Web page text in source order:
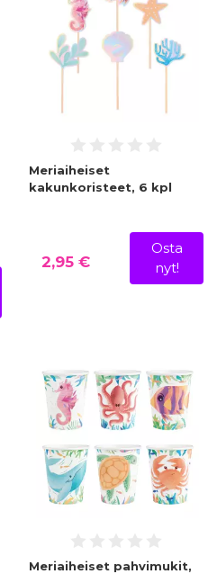
Meriaiheiset
kakunkoristeet, 6 kpl
2,95 €
Osta
nyt!
Meriaiheiset pahvimukit,